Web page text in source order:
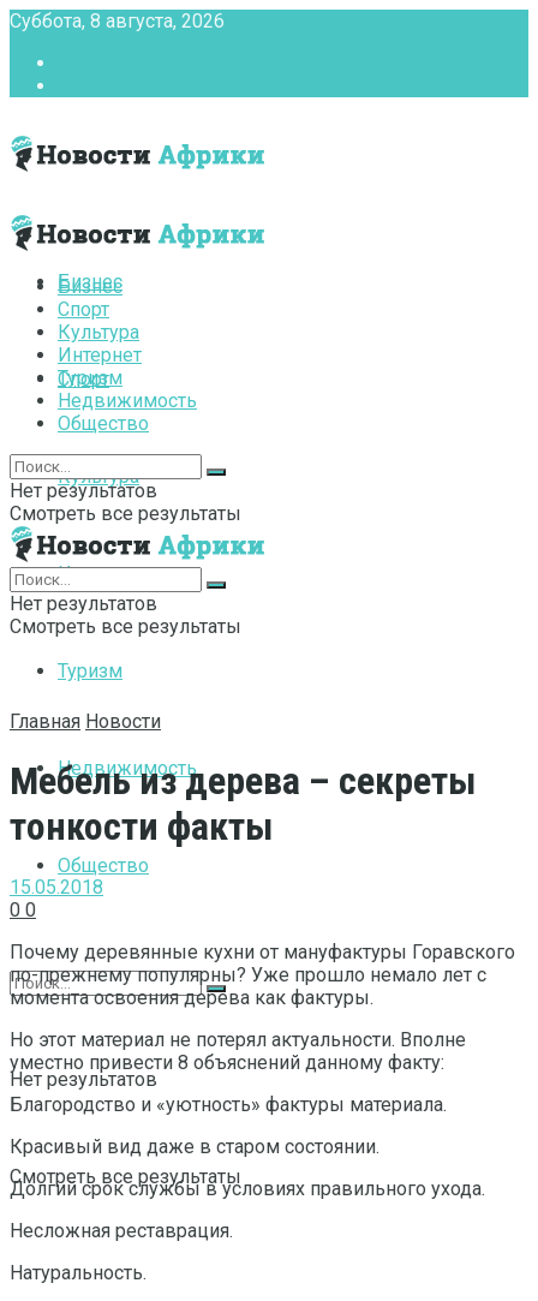
Суббота, 8 августа, 2026
Бизнес
Спорт
Культура
Интернет
Туризм
Недвижимость
Общество
Нет результатов
Смотреть все результаты
Бизнес
Спорт
Культура
Интернет
Туризм
Недвижимость
Общество
Нет результатов
Смотреть все результаты
Нет результатов
Смотреть все результаты
Главная Новости
Мебель из дерева – секреты
тонкости факты
15.05.2018
0 0
Почему деревянные кухни от мануфактуры Горавского
по-прежнему популярны? Уже прошло немало лет с
момента освоения дерева как фактуры.
Но этот материал не потерял актуальности. Вполне
уместно привести 8 объяснений данному факту:
Благородство и «уютность» фактуры материала.
Красивый вид даже в старом состоянии.
Долгий срок службы в условиях правильного ухода.
Несложная реставрация.
Натуральность.